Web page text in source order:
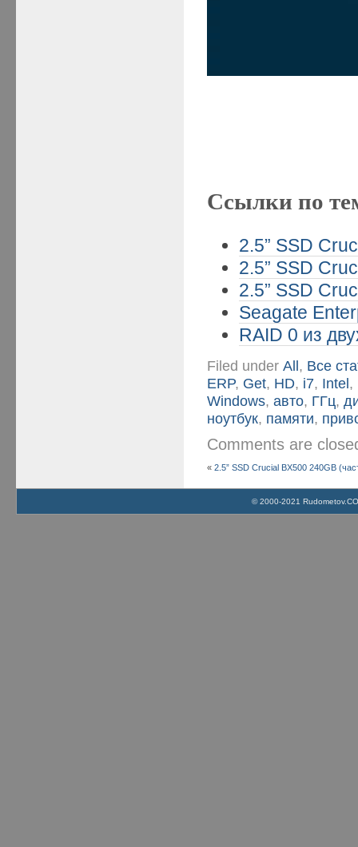
Ссылки по
2.5” SSD
2.5” SSD
2.5” SSD
Seagate
RAID 0 из
Filed underAll, Все
ERP, Get, HD, i7, Intel,
Windows,авто, ГГц,
ноутбук, памяти,
Comments are
«2.5” SSD Crucial BX500 240GB
© 2000-2021